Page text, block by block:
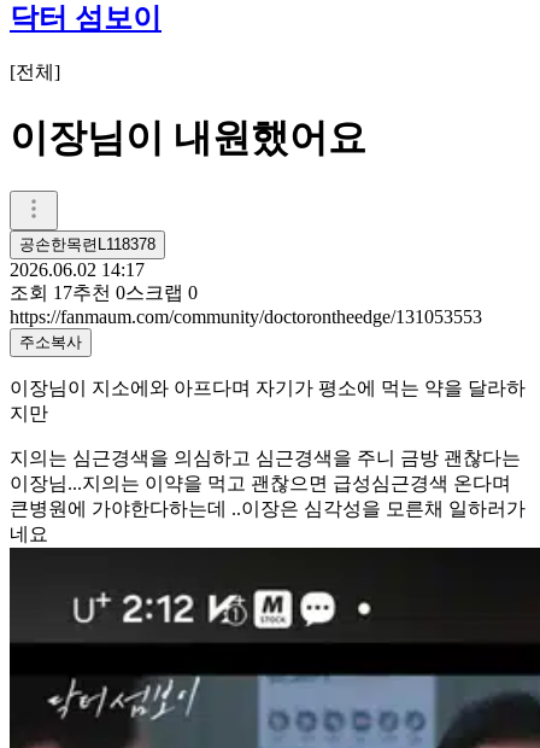
닥터 섬보이
[전체 ]
이장님이 내원했어요
공손한목련L118378
2026.06.02 14:17
조회 17추천 0스크랩 0
https://fanmaum.com/community/doctorontheedge/131053553
주소복사
이장님이 지소에와 아프다며 자기가 평소에 먹는 약을 달라하
지만
지의는 심근경색을 의심하고 심근경색을 주니 금방 괜찮다는
이장님...지의는 이약을 먹고 괜찮으면 급성심근경색 온다며
큰병원에 가야한다하는데 ..이장은 심각성을 모른채 일하러가
네요